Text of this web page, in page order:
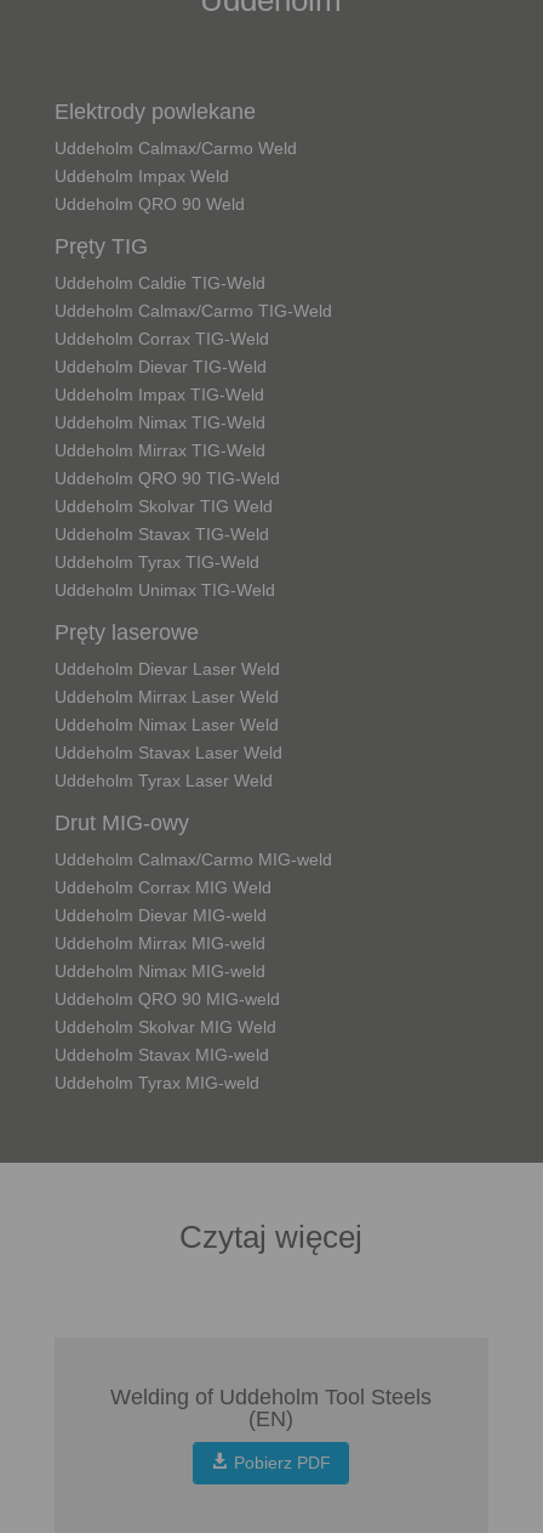
Elektrody powlekane
Uddeholm Calmax/Carmo Weld
Uddeholm Impax Weld
Uddeholm QRO 90 Weld
Pręty TIG
Uddeholm Caldie TIG-Weld
Uddeholm Calmax/Carmo TIG-Weld
Uddeholm Corrax TIG-Weld
Uddeholm Dievar TIG-Weld
Uddeholm Impax TIG-Weld
Uddeholm Nimax TIG-Weld
Uddeholm Mirrax TIG-Weld
Uddeholm QRO 90 TIG-Weld
Uddeholm Skolvar TIG Weld
Uddeholm Stavax TIG-Weld
Uddeholm Tyrax TIG-Weld
Uddeholm Unimax TIG-Weld
Pręty laserowe
Uddeholm Dievar Laser Weld
Uddeholm Mirrax Laser Weld
Uddeholm Nimax Laser Weld
Uddeholm Stavax Laser Weld
Uddeholm Tyrax Laser Weld
Drut MIG-owy
Uddeholm Calmax/Carmo MIG-weld
Uddeholm Corrax MIG Weld
Uddeholm Dievar MIG-weld
Uddeholm Mirrax MIG-weld
Uddeholm Nimax MIG-weld
Uddeholm QRO 90 MIG-weld
Uddeholm Skolvar MIG Weld
Uddeholm Stavax MIG-weld
Uddeholm Tyrax MIG-weld
Czytaj więcej
Welding of Uddeholm Tool Steels
(EN)
Pobierz PDF